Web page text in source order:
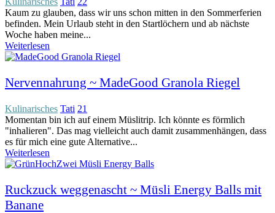
Kaum zu glauben, dass wir uns schon mitten in den Sommerferien
befinden. Mein Urlaub steht in den Startlöchern und ab nächste
Woche haben meine...
Weiterlesen
Nervennahrung ~ MadeGood Granola Riegel
Kulinarisches Tati 21
Momentan bin ich auf einem Müslitrip. Ich könnte es förmlich
"inhalieren". Das mag vielleicht auch damit zusammenhängen, dass
es für mich eine gute Alternative...
Weiterlesen
Ruckzuck weggenascht ~ Müsli Energy Balls mit
Banane